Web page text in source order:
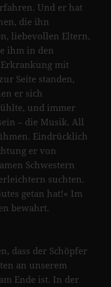
Und er hat
die ihn
liebevollen Eltern,
ihm in den
mit
Seite standen,
er sich
und immer
– die Musik. All
Eindrücklich
er von
Schwestern
suchten.
getan hat!« Im
bewahrt.
dass der Schöpfer
an unserem
Ende ist. In der